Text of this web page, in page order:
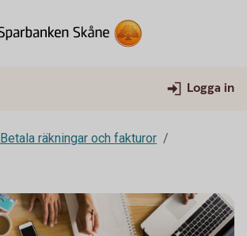
Logga in
Betala räkningar och fakturor